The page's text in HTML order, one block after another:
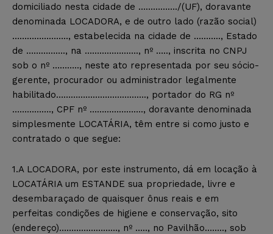
domiciliado nesta cidade de ……………./(UF), doravante
denominada LOCADORA, e de outro lado (razão social)
………………….., estabelecida na cidade de ……….., Estado
de ……………., na …………………., nº ….., inscrita no CNPJ
sob o nº ……….., neste ato representada por seu sócio-
gerente, procurador ou administrador legalmente
habilitado………………………………., portador do RG nº
……………., CPF nº …………………., doravante denominada
simplesmente LOCATÁRIA, têm entre si como justo e
contratado o que segue:
1.A LOCADORA, por este instrumento, dá em locação à
LOCATÁRIA um ESTANDE sua propriedade, livre e
desembaraçado de quaisquer ônus reais e em
perfeitas condições de higiene e conservação, sito
(endereço)……………………, nº ….., no Pavilhão…….., sob